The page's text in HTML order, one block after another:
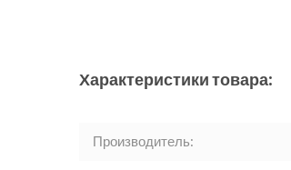
Характеристики товара:
Производитель: